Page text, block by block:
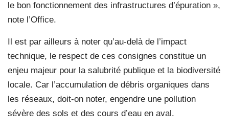
le bon fonctionnement des infrastructures d’épuration »,
note l’Office.
Il est par ailleurs à noter qu’au-delà de l’impact
technique, le respect de ces consignes constitue un
enjeu majeur pour la salubrité publique et la biodiversité
locale. Car l’accumulation de débris organiques dans
les réseaux, doit-on noter, engendre une pollution
sévère des sols et des cours d’eau en aval.